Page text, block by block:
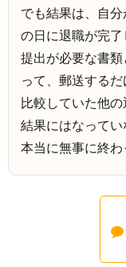
でも結果は、自
の日に退職が完了
提出が必要な書
って、郵送する
比較していた他
結果にはなってい
本当に無事に終わ